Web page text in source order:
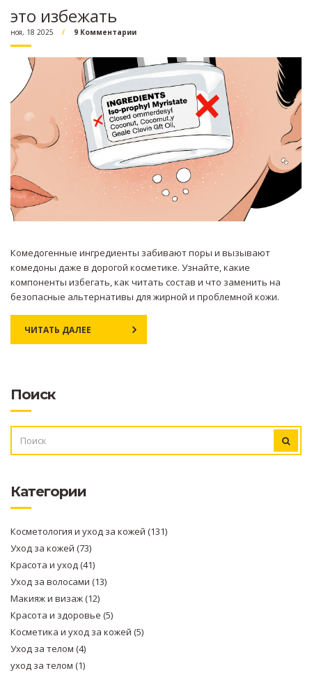
это избежать
ноя, 18 2025 9 Комментарии
Комедогенные ингредиенты забивают поры и вызывают
комедоны даже в дорогой косметике. Узнайте, какие
компоненты избегать, как читать состав и что заменить на
безопасные альтернативы для жирной и проблемной кожи.
ЧИТАТЬ ДАЛЕЕ
Поиск
Категории
Косметология и уход за кожей (131)
Уход за кожей (73)
Красота и уход(41)
Уход за волосами (13)
Макияж и визаж(12)
Красота и здоровье (5)
Косметика и уход за кожей (5)
Уход за телом (4)
уход за телом (1)